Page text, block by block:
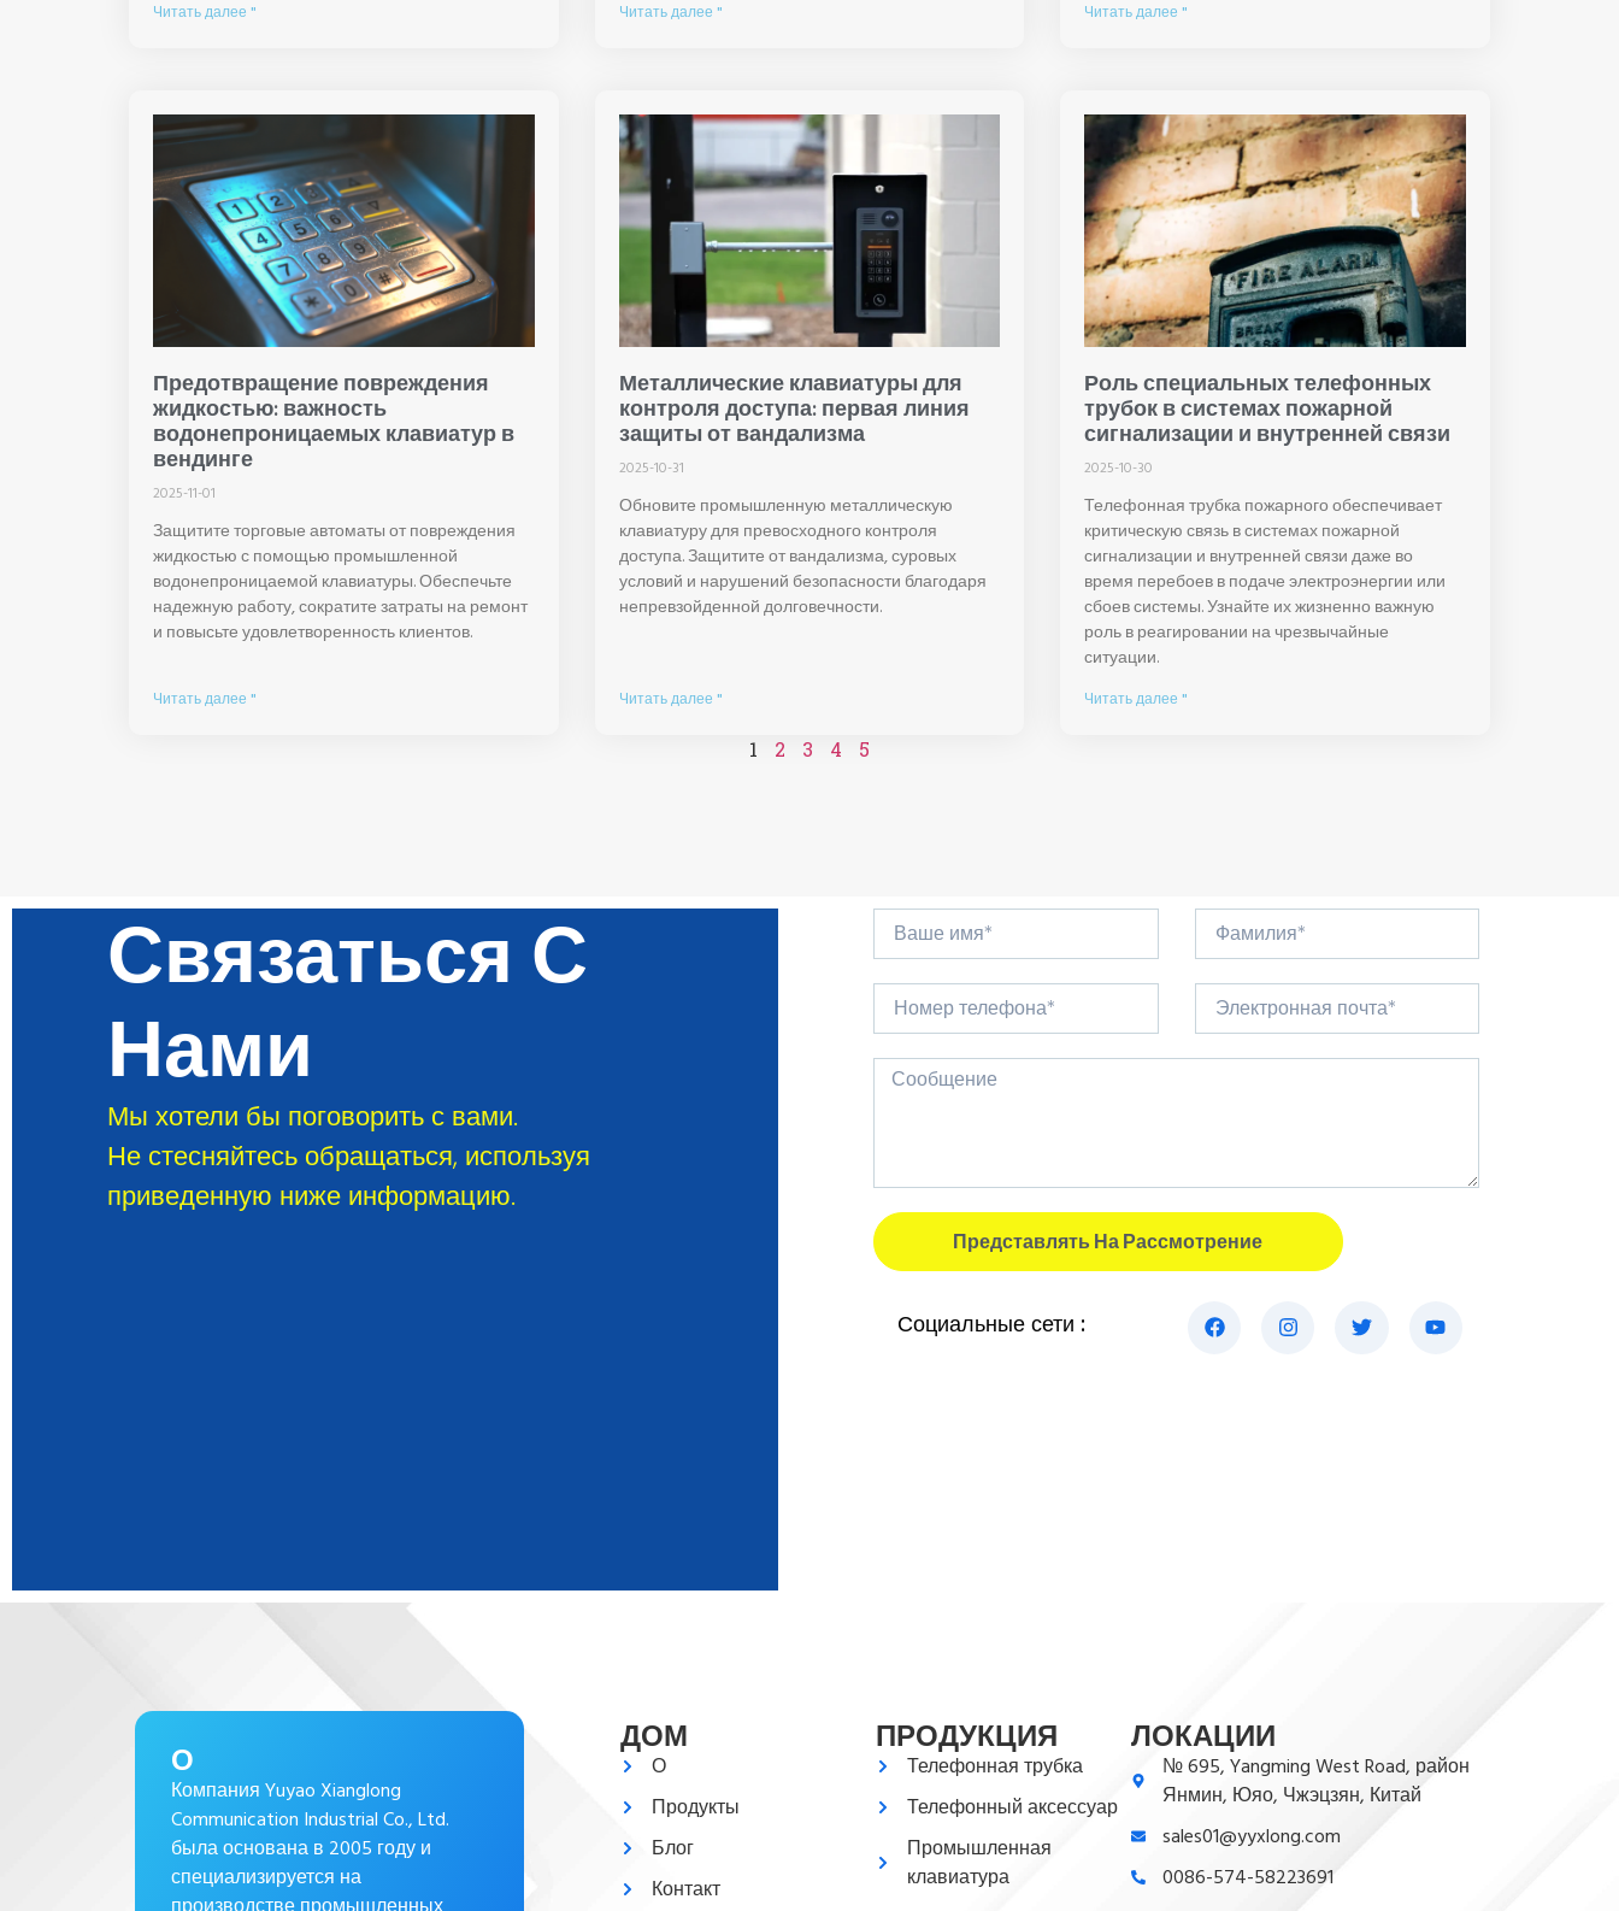
Читать далее " Читать далее " Читать далее "
Предотвращение повреждения
жидкостью: важность
водонепроницаемых клавиатур в
вендинге
2025-11-01
Защитите торговые автоматы от повреждения
жидкостью с помощью промышленной
водонепроницаемой клавиатуры. Обеспечьте
надежную работу, сократите затраты на ремонт
и повысьте удовлетворенность клиентов.
Читать далее "
Металлические клавиатуры для
контроля доступа: первая линия
защиты от вандализма
2025-10-31
Обновите промышленную металлическую
клавиатуру для превосходного контроля
доступа. Защитите от вандализма, суровых
условий и нарушений безопасности благодаря
непревзойденной долговечности.
Читать далее "
Роль специальных телефонных
трубок в системах пожарной
сигнализации и внутренней связи
2025-10-30
Телефонная трубка пожарного обеспечивает
критическую связь в системах пожарной
сигнализации и внутренней связи даже во
время перебоев в подаче электроэнергии или
сбоев системы. Узнайте их жизненно важную
роль в реагировании на чрезвычайные
ситуации.
Читать далее "
1 2 3 4 5
Связаться С
Нами
Мы хотели бы поговорить с вами.
Не стесняйтесь обращаться, используя
приведенную ниже информацию.
Представлять На Рассмотрение
Социальные сети :
О
Компания Yuyao Xianglong
Communication Industrial Co., Ltd.
была основана в 2005 году и
специализируется на
ДОМ
О
Продукты
Блог
Контакт
ПРОДУКЦИЯ
Телефонная трубка
Телефонный аксессуар
Промышленная
клавиатура
ЛОКАЦИИ
№ 695, Yangming West Road, район
Янмин, Юяо, Чжэцзян, Китай
sales01@yyxlong.com
0086-574-58223691